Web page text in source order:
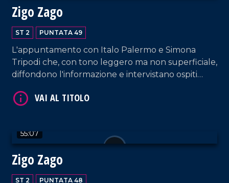
Zigo Zago
ST 2 PUNTATA 49
L'appuntamento con Italo Palermo e Simona
Tripodi che, con tono leggero ma non superficiale,
diffondono l'informazione e intervistano ospiti
Lamezia Terme.
55:07
Zigo Zago
ST 2 PUNTATA 48
VAI AL TITOLO